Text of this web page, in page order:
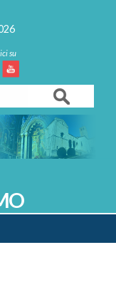
Youtube
Search